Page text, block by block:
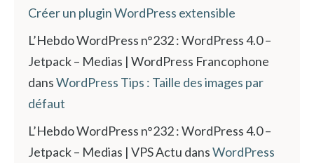
Créer un plugin WordPress extensible
L’Hebdo WordPress n°232 : WordPress 4.0 –
Jetpack – Medias | WordPress Francophone
dansWordPress Tips : Taille des images par
défaut
L’Hebdo WordPress n°232 : WordPress 4.0 –
Jetpack – Medias | VPS Actu dansWordPress